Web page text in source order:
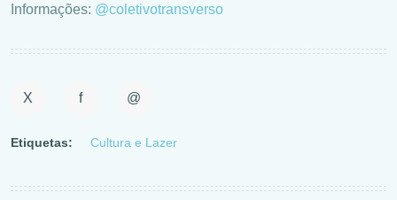
Informações: @coletivotransverso
X f @
Etiquetas: Cultura e Lazer